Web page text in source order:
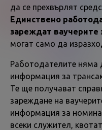
да се прехвърлят
Единствено
зареждат ваучерите
могат само да
Работодателите няма
информация за
Те ще получават
зареждане на
информация за
всеки служител,